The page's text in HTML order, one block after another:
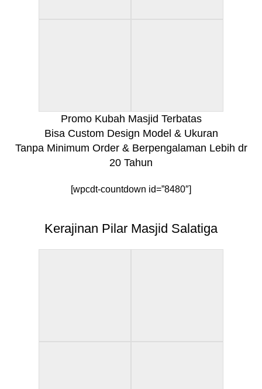
Promo Kubah Masjid Terbatas
Bisa Custom Design Model & Ukuran
Tanpa Minimum Order & Berpengalaman Lebih dr
20 Tahun
[wpcdt-countdown id=”8480″]
Kerajinan Pilar Masjid Salatiga